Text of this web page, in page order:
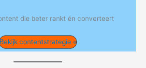
die beter rankt én converteert
contentstrategie «